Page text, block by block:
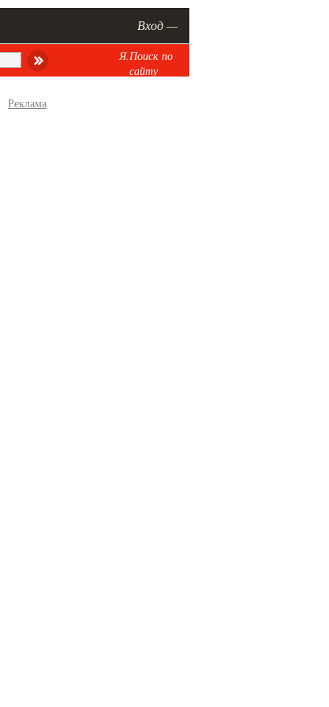
Вход —
Я.Поиск по
сайту
Реклама